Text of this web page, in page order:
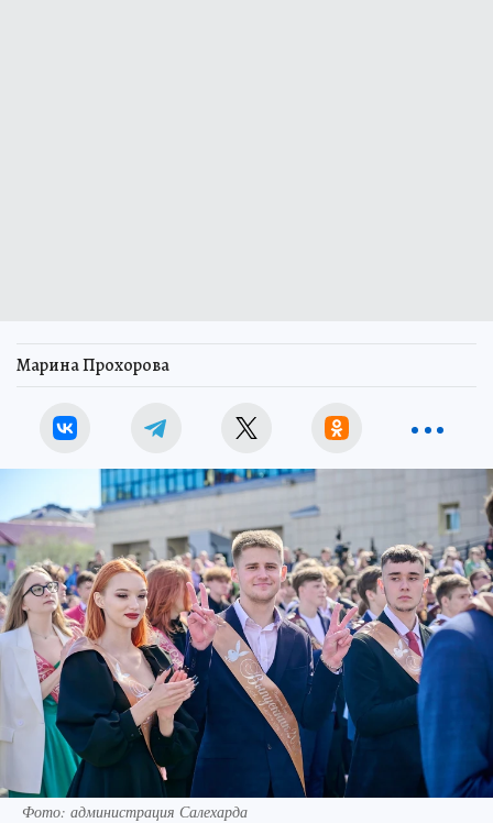
Марина Прохорова
Фото: администрация Салехарда